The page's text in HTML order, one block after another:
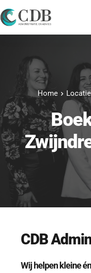
naar
de
Home
CDB
Wij helpen kleine